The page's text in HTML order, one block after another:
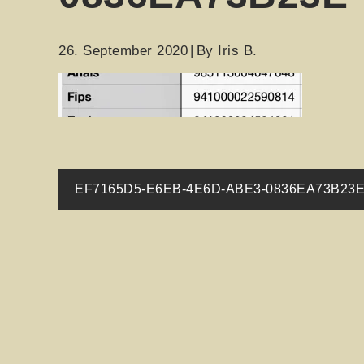
26. September 2020 By Iris B.
EF7165D5-E6EB-4E6D-ABE3-0836EA73B23E